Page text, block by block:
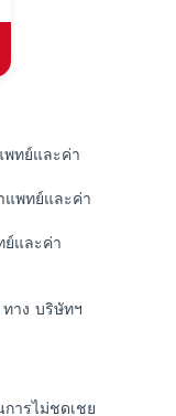
ทย์และค่า
พทย์และค่า
และค่า
าง บริษัทฯ
ารไม่ชดเชย